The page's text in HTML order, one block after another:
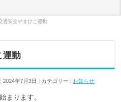
通安全やまびこ運動
運動
2024年7月3日 カテゴリー : お知らせ
まります。